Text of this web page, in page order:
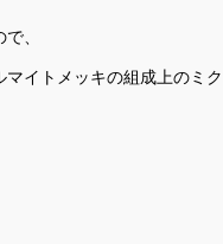
、
イトメッキの組成上のミ